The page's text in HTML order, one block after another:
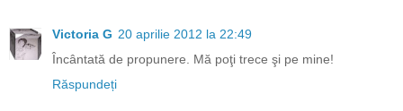
Victoria G 20 aprilie 2012 la 22:49
Încântată de propunere. Mă poţi trece şi pe mine!
Răspundeți